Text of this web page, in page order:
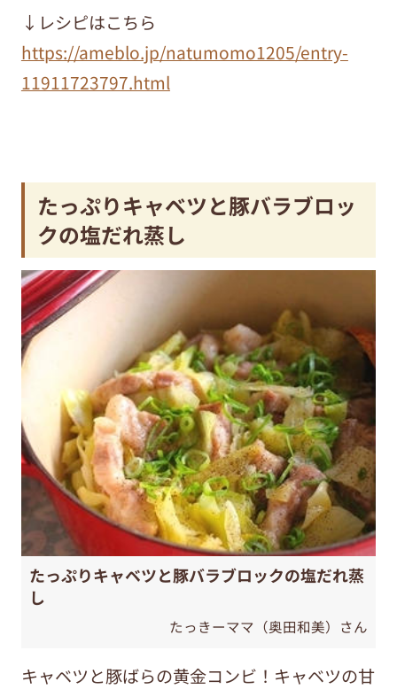
↓レシピはこちら
https://ameblo.jp/natumomo1205/entry-
11911723797.html
たっぷりキャベツと豚バラブロッ
クの塩だれ蒸し
たっぷりキャベツと豚バラブロックの塩だれ蒸
し
たっきーママ（奥田和美）さん
キャベツと豚ばらの黄金コンビ！キャベツの甘